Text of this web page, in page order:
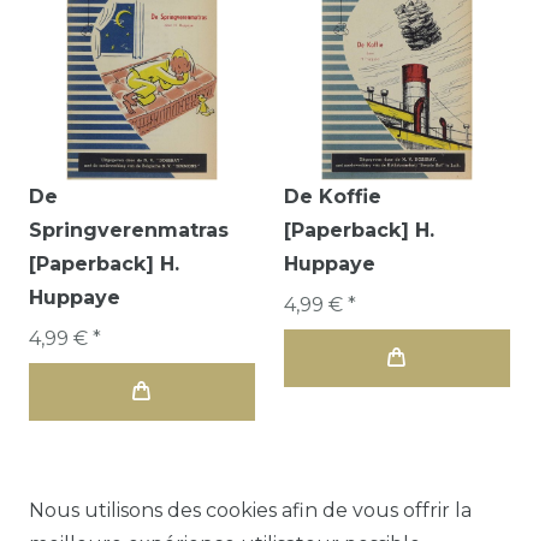
De
Springverenmatras
[Paperback] H.
Huppaye
4,99 € *
De Koffie
[Paperback] H.
Huppaye
4,99 € *
Nous utilisons des cookies afin de vous offrir la